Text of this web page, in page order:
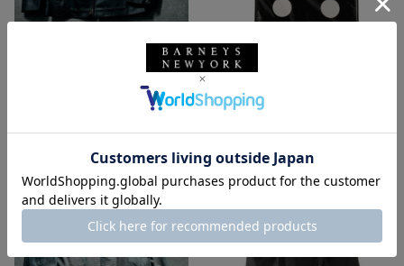
BARNEYS NEW YORK by ANC
NEW
BARNEYS NEW YORK
ロゴ入りPVC保冷トートバッ
¥6,600